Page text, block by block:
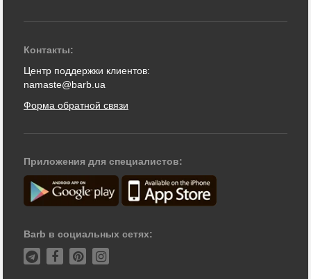
Контакты:
Центр поддержки клиентов:
namaste@barb.ua
Форма обратной связи
Приложения для специалистов:
Barb в социальных сетях: